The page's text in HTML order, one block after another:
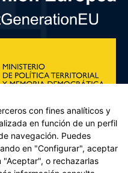
con fines analíticos y
en función de un perfil
navegación. Puedes
en "Configurar", aceptar
o rechazarlas